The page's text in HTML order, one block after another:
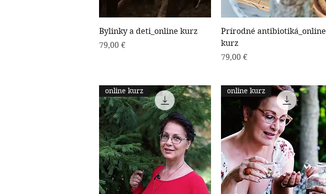
Rýchle zobrazenie
Bylinky a deti_online kurz
Cena
79,00 €
Rýchle zobrazenie
Prírodné antibiotiká_online
kurz
Cena
79,00 €
online kurz online kurz